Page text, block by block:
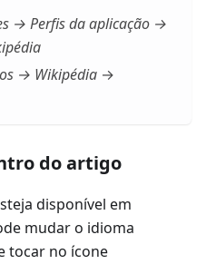
→ Perfis da aplicação →
→ Wikipédia →
do artigo
disponível em
mudar o idioma
tocar no ícone